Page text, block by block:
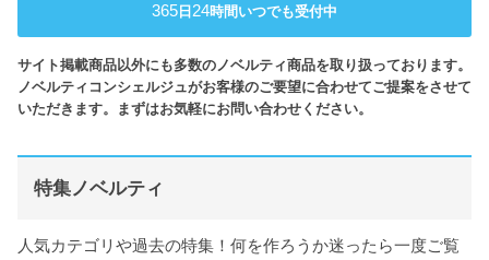
365 日 24時間いつでも受付中
サイト掲載商品以外にも多数のノベルティ商品を取り扱っております。
ノベルティコンシェルジュがお客様のご要望に合わせてご提案をさせて
いただきます。まずはお気軽にお問い合わせください。
特集ノベルティ
人気カテゴリや過去の特集！何を作ろうか迷ったら一度ご覧